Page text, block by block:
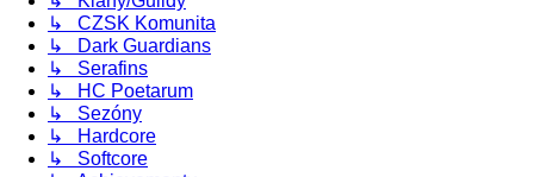
↳ CZSK Komunita
↳ Dark Guardians
↳ Serafins
↳ HC Poetarum
↳ Sezóny
↳ Hardcore
↳ Softcore